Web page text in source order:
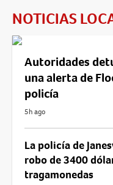
NOTICIAS
Autoridades
una alerta de
policía
5h ago
La policía de
robo de 3400
tragamonedas